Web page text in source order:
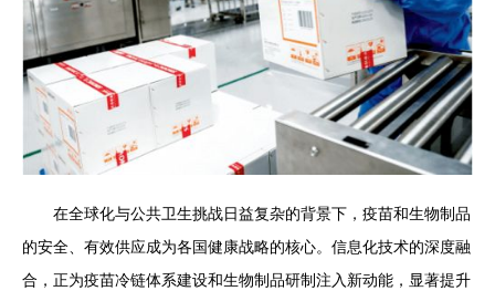
在全球化与公共卫生挑战日益复杂的背景下，疫苗和生物制品
的安全、有效供应成为各国健康战略的核心。信息化技术的深度融
合，正为疫苗冷链体系建设和生物制品研制注入新动能，显著提升